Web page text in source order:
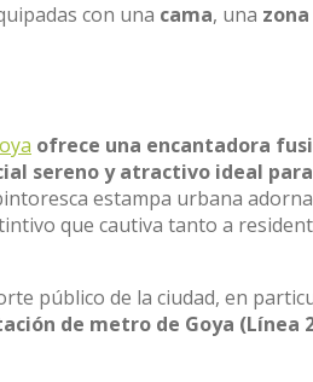
con una cama, una
ofrece una encantadora
sereno y atractivo ideal para
estampa urbana
que cautiva tanto a
público de la ciudad, en
de metro de Goya (Línea